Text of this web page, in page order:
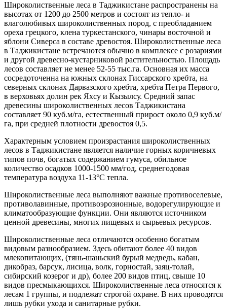
Широколиственные леса в Таджикистане распространены на
высотах от 1200 до 2500 метров и состоят из тепло- и
влаголюбивых широколиственных пород, с преобладанием
ореха грецкого, клена туркестанского, чинары восточной и
яблони Сиверса в составе древостоя. Широколиственные леса
в Таджикистане встречаются обычно в комплексе с розариями
и другой древесно-кустарниковой растительностью. Площадь
лесов составляет не менее 52-55 тыс.га. Основная их масса
сосредоточенна на южных склонах Гиссарского хребта, на
северных склонах Дарвазского хребта, хребта Петра Первого,
в верховьях долин рек Яхсу и Кызылсу. Средний запас
древесины широколиственных лесов Таджикистана
составляет 90 куб.м/га, естественный прирост около 0,9 куб.м/
га, при средней плотности древостоя 0,5.
Характерным условием произрастания широколиственных
лесов в Таджикистане является наличие горных коричневых
типов почв, богатых содержанием гумуса, обильное
количество осадков 1000-1500 мм/год, среднегодовая
температура воздуха 11-13°C тепла.
Широколиственные леса выполняют важные противоселевые,
противолавинные, противоэрозионные, водорегулирующие и
климатообразующие функции. Они являются источником
ценной древесины, многих пищевых и сырьевых ресурсов.
Широколиственные леса отличаются особенно богатым
видовым разнообразием. Здесь обитают более 40 видов
млекопитающих, (тянь-шаньский бурый медведь, кабан,
дикобраз, барсук, лисица, волк, горностай, заяц-толай,
сибирский козерог и др), более 200 видов птиц, свыше 10
видов пресмыкающихся. Широколиственные леса относятся к
лесам 1 группы, и подлежат строгой охране. В них проводятся
лишь рубки ухода и санитарные рубки.